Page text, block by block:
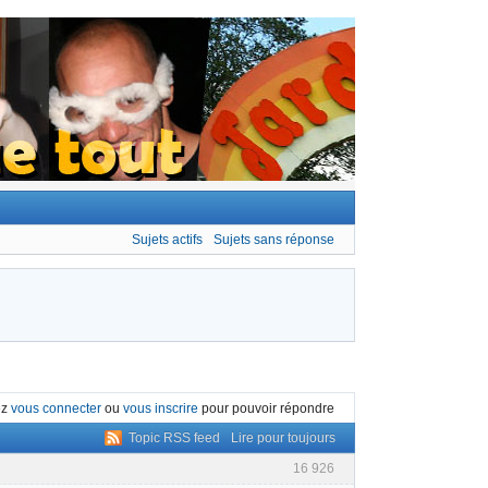
Sujets actifs Sujets sans réponse
vous connecter ou vous inscrire pour pouvoir répondre
Topic RSS feed
Lire pour toujours
16 926